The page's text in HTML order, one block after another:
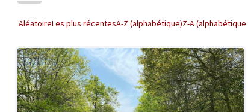
AléatoireLes plus récentesA-Z (alphabétique)Z-A